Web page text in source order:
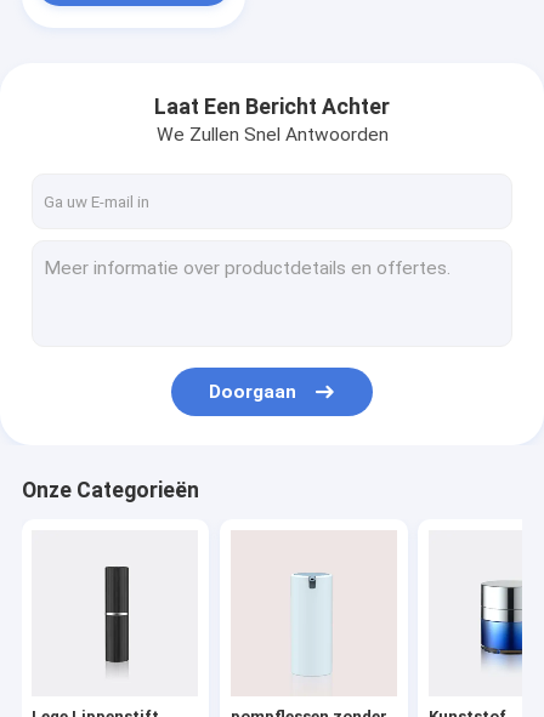
Laat Een Bericht Achter
We Zullen Snel Antwoorden
Doorgaan
Onze Categorieën